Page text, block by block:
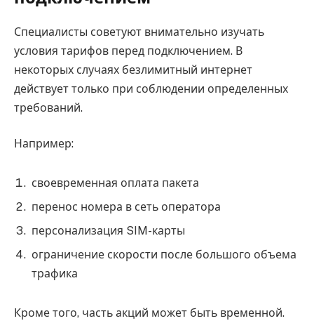
Специалисты советуют внимательно изучать
условия тарифов перед подключением. В
некоторых случаях безлимитный интернет
действует только при соблюдении определенных
требований.
Например:
своевременная оплата пакета
перенос номера в сеть оператора
персонализация SIM-карты
ограничение скорости после большого объема
трафика
Кроме того, часть акций может быть временной.